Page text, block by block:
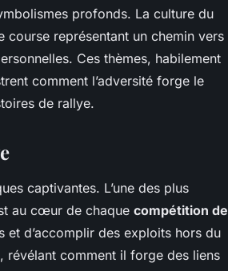
profonds. La culture du
course représentant un chemin vers
Ces thèmes, habilement
comment l’adversité forge le
de rallye.
captivantes. L’une des plus
au cœur de chaque compétition de
et d’accomplir des exploits hors du
révélant comment il forge des liens